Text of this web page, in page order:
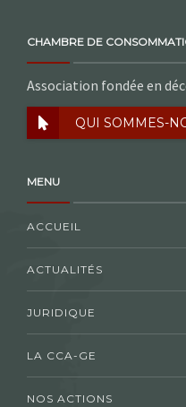
CHAMBRE DE
Association fondée en
QUI SOMMES-
MENU
ACCUEIL
ACTUALITÉS
JURIDIQUE
LA CCA-GE
NOS ACTIONS